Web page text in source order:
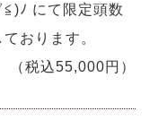
ﾉ にて限定頭数
おります。
（税込55,000円）